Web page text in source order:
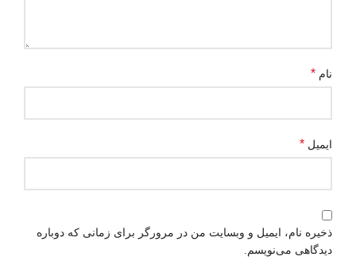
نام *
ایمیل *
ذخیره نام، ایمیل و وبسایت من در مرورگر برای زمانی که دوباره
دیدگاهی می‌نویسم.